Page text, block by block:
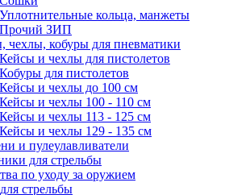
Уплотнительные кольца, манжеты
Прочий ЗИП
чехлы, кобуры для пневматики
Кейсы и чехлы для пистолетов
Кобуры для пистолетов
Кейсы и чехлы до 100 см
Кейсы и чехлы 100 - 110 см
Кейсы и чехлы 113 - 125 см
Кейсы и чехлы 129 - 135 см
и пулеулавливатели
для стрельбы
по уходу за оружием
стрельбы